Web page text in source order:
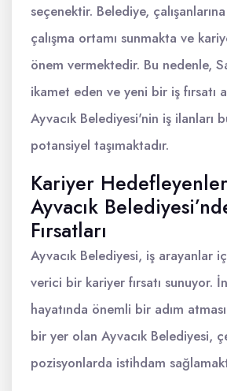
seçenektir. Belediye,
çalışma ortamı sunmakta ve
önem vermektedir. Bu nedenle,
ikamet eden ve yeni bir iş fırsatı
Ayvacık Belediyesi'nin iş ilanları
potansiyel taşımaktadır.
Kariyer
Ayvacık
Fırsatları
Ayvacık Belediyesi, iş arayanlar
verici bir kariyer fırsatı sunuyor.
hayatında önemli bir adım
bir yer olan Ayvacık Belediyesi,
pozisyonlarda istihdam